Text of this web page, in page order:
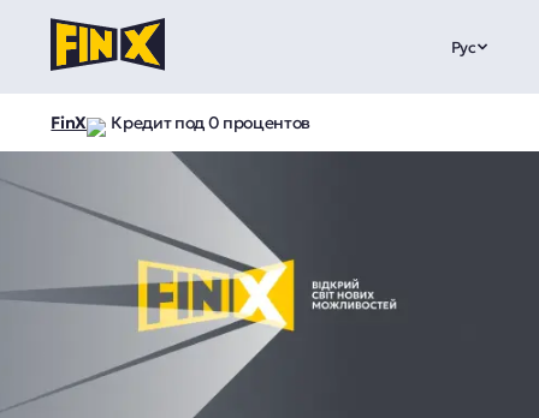
Рус
FinX Кредит под 0 процентов